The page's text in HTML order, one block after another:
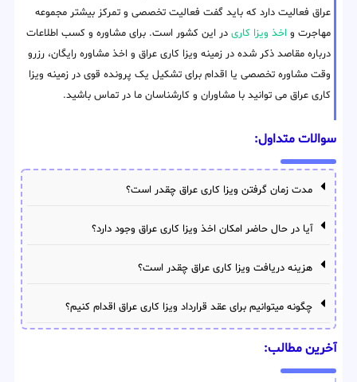
عراق فعالیت دارد که باید گفت فعالیت تخصصی و تمرکز بیشتر مجموعه
مهاجرت و اخذ ویزا کاری در این کشور است. برای مشاوره و کسب اطلاعات
درباره مقاصد ذکر شده در زمینه ویزا کاری عراق و اخذ مشاوره رایگان، رزرو
وقت مشاوره تخصصی یا اقدام برای تشکیل یک پرونده قوی در زمینه ویزا
کاری عراق می توانید با مشاوران و کارشناسان ما در تماس باشید.
سوالات متداول:
مدت زمان گرفتن ویزا کاری عراق چقدر است؟
آیا در حال حاضر امکان اخذ ویزا کاری عراق وجود دارد؟
هزینه دریافت ویزا کاری عراق چقدر است؟
چگونه میتوانیم برای عقد قرارداد ویزا کاری عراق اقدام کنیم؟
آخرین مطالب: